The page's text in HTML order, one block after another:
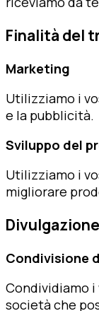
Finalità del
Marketing
Utilizziamo i
e la pubblicità.
Sviluppo del
Utilizziamo i
migliorare
Condivisione
Condividiamo
società che